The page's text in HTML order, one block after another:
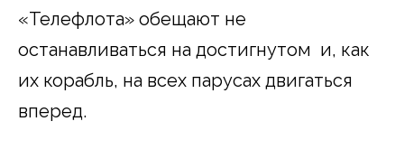
«Телефлота» обещают не
останавливаться на достигнутом и, как
их корабль, на всех парусах двигаться
вперед.